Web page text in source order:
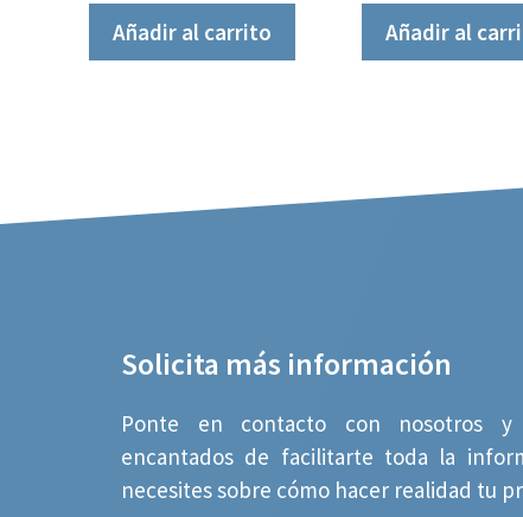
Añadir al carrito Añadir al
Solicita más información
Ponte en contacto con nosotros y
encantados de facilitarte toda la
necesites sobre cómo hacer realidad tu